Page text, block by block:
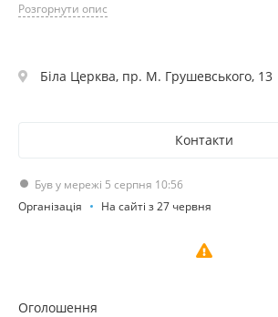
Розгорнути опис
Біла Церква, пр. М. Грушевського, 13
Контакти
Був у мережі 5 серпня 10:56
Організація
На сайті з 27 червня
Оголошення